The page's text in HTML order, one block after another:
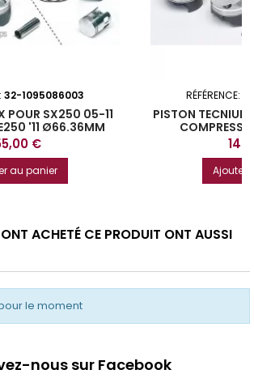
32-1095086003
POUR SX250 05-11
'11 Ø66.36MM
€
au panier
RÉFÉRENCE:
PISTON
Prix
Ajouter
ACHETÉ CE PRODUIT ONT AUSSI
le moment
nous sur Facebook